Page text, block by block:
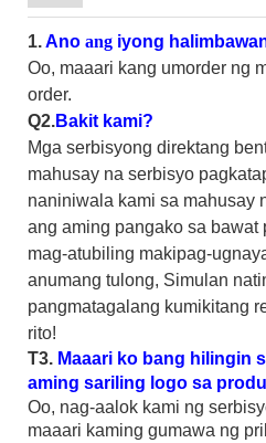
1.Ano ang iyong
Oo, maaari kang umorder ng
order.
Q2.Bakit kami?
Mga serbisyong direktang
mahusay na serbisyo
naniniwala kami sa mahusay
ang aming pangako sa bawat
mag-atubiling makipag-
anumang tulong, Simulan
pangmatagalang kumikitang
rito!
T3. Maaari ko bang hilingin
aming sariling logo sa
Oo, nag-aalok kami ng
maaari kaming gumawa ng